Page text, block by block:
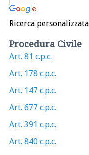
Ricerca personalizzata
Procedura Civile
Art. 81 c.p.c.
Art. 178 c.p.c.
Art. 147 c.p.c.
Art. 677 c.p.c.
Art. 391 c.p.c.
Art. 840 c.p.c.